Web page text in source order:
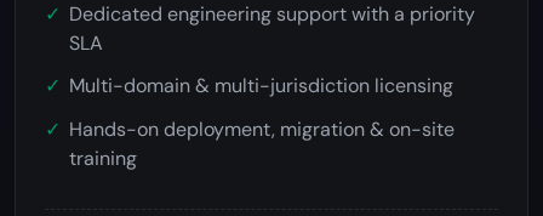
Dedicated engineering support with a priority
SLA
Multi-domain & multi-jurisdiction licensing
Hands-on deployment, migration & on-site
training